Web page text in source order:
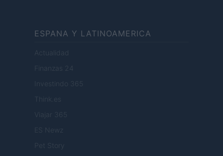
ESPANA Y LATINOAMERICA
Actualidad
Finanzas 24
Investindo 365
Think.es
Viajar 365
ES Newz
Pet Story